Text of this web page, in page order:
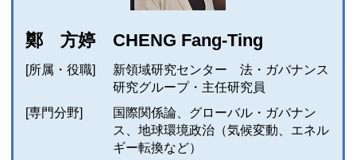
鄭 方婷 CHENG Fang-Ting
[所属・役職]
新領域研究センター 法・ガバナンス
研究グループ・主任研究員
[専門分野]
国際関係論、グローバル・ガバナン
ス、地球環境政治（気候変動、エネル
ギー転換など）